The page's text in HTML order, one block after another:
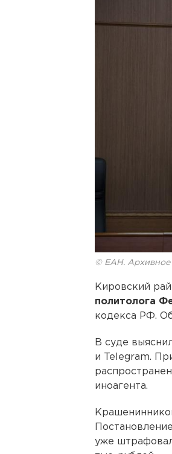
© ЕАН. Архивное
Кировский
политолога
кодекса РФ.
В суде
и Telegram.
иноагента.
уже